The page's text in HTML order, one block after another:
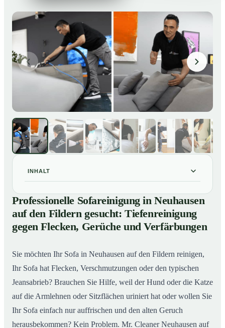
INHALT
01 Professionelle Sofareinigung in Neuhausen auf den
Fildern gesucht: Tiefenreinigung gegen Flecken,
Gerüche und Verfärbungen
02So wird Ihr Sofa in Neuhausen auf den Fildern wieder
Professionelle Sofareinigung in Neuhausen
auf den Fildern gesucht: Tiefenreinigung
gegen Flecken, Gerüche und Verfärbungen
Sie möchten Ihr Sofa in Neuhausen auf den Fildern reinigen,
Ihr Sofa hat Flecken, Verschmutzungen oder den typischen
Jeansabrieb? Brauchen Sie Hilfe, weil der Hund oder die Katze
auf die Armlehnen oder Sitzflächen uriniert hat oder wollen Sie
Ihr Sofa einfach nur auffrischen und den alten Geruch
herausbekommen? Kein Problem. Mr. Cleaner Neuhausen auf